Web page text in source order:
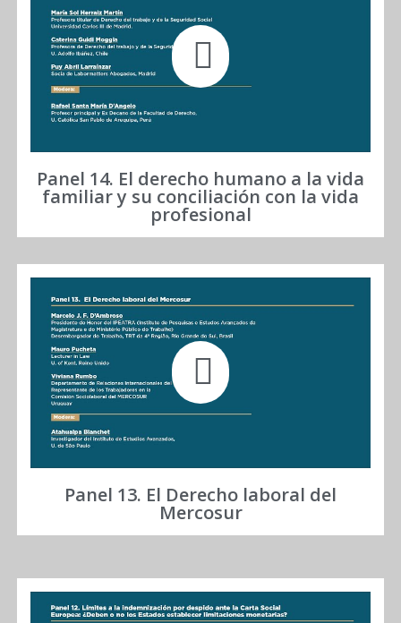
Panel 14. El derecho humano a la vida
familiar y su conciliación con la vida
profesional
Panel 13. El Derecho laboral del
Mercosur